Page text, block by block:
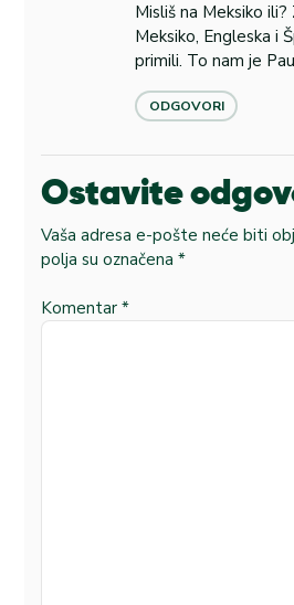
Misliš na Meksiko
Meksiko, Engleska i
primili. To nam je
ODGOVORI
Ostavite
Vaša adresa e-pošte neće biti
polja su označena *
Komentar *